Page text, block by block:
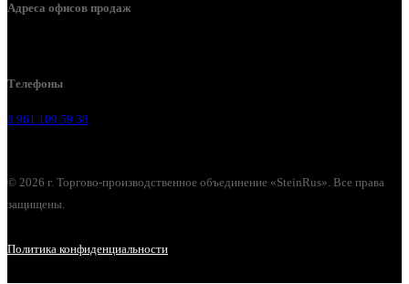
Адреса офисов продаж
Телефоны
8 961 109 59 38
© 2026 г. Торгово-производственное объединение «SteinRus». Все права
защищены.
Политика конфиденциальности